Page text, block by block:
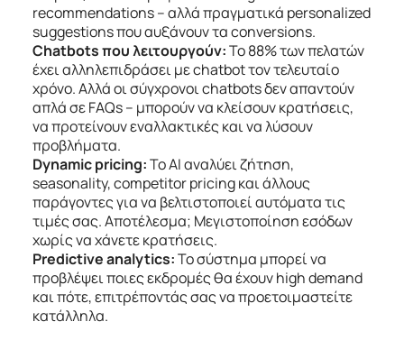
recommendations – αλλά πραγματικά personalized
suggestions που αυξάνουν τα conversions.
Chatbots που λειτουργούν:Το 88% των πελατών
έχει αλληλεπιδράσει με chatbot τον τελευταίο
χρόνο. Αλλά οι σύγχρονοι chatbots δεν απαντούν
απλά σε FAQs – μπορούν να κλείσουν κρατήσεις,
να προτείνουν εναλλακτικές και να λύσουν
προβλήματα.
Dynamic pricing:Το AI αναλύει ζήτηση,
seasonality, competitor pricing και άλλους
παράγοντες για να βελτιστοποιεί αυτόματα τις
τιμές σας. Αποτέλεσμα; Μεγιστοποίηση εσόδων
χωρίς να χάνετε κρατήσεις.
Predictive analytics:Το σύστημα μπορεί να
προβλέψει ποιες εκδρομές θα έχουν high demand
και πότε, επιτρέποντάς σας να προετοιμαστείτε
κατάλληλα.